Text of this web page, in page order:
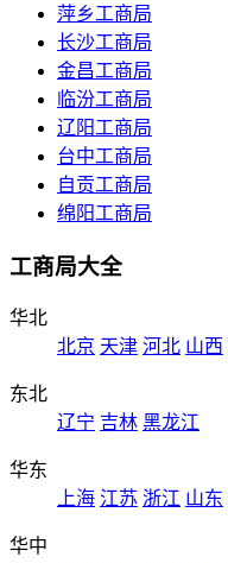
萍乡工商局
长沙工商局
金昌工商局
临汾工商局
辽阳工商局
台中工商局
自贡工商局
绵阳工商局
工商局大全
华北
北京 天津 河北 山西
东北
辽宁 吉林 黑龙江
华东
上海 江苏 浙江 山东
华中